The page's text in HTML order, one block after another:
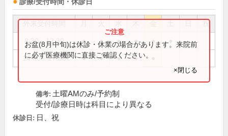
診療/受付時間・休診日
祝
8:30～12:30 ● ● ● ● ●
14:00～17:30 ● ● ● ●
お盆(8月中旬)は休診・休業の場合があります。来院前
に必ず医療機関に直接ご確認ください。
×閉じる
備考: 土曜AMのみ/予約制
受付/診療日時は科目により異なる
休診日: 日、祝